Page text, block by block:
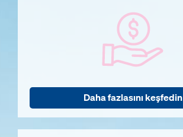
Daha fazlasını keşfedin